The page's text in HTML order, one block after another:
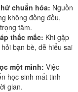
chuẩn hóa: Nguồn
không đồng đều,
tâm.
thắc mắc: Khi gặp
bạn bè, dễ hiểu sai
một mình: Việc
học sinh mất tinh
gian.